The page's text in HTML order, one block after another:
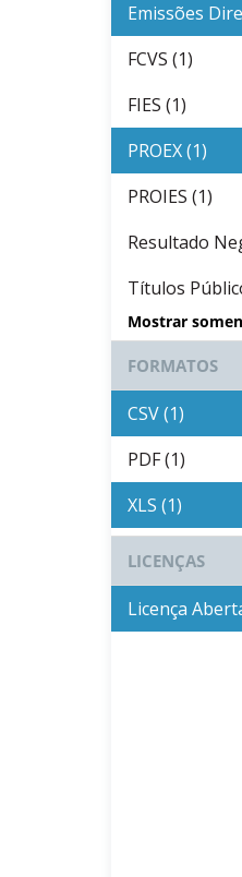
Emissões
FCVS (1)
FIES (1)
PROEX (1)
PROIES (1)
Resultado
Títulos
Mostrar
FORMATOS
CSV (1)
PDF (1)
XLS (1)
LICENÇAS
Licença